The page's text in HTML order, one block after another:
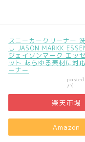
スニーカークリーナー
し JASON MARKK
ジェイソンマーク エッ
ット あらゆる素材に対
ーナー
バ
楽天市場
Amazon